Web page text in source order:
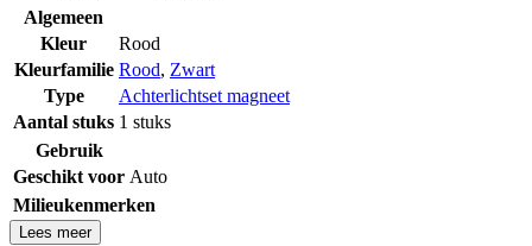
Algemeen
Kleur
Rood
Kleurfamilie Rood, Zwart
Type
Achterlichtset magneet
Aantal stuks 1 stuks
Gebruik
Geschikt voor Auto
Milieukenmerken
Lees meer